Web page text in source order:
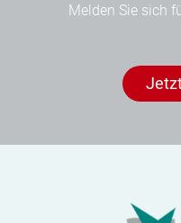
Melden Sie sich